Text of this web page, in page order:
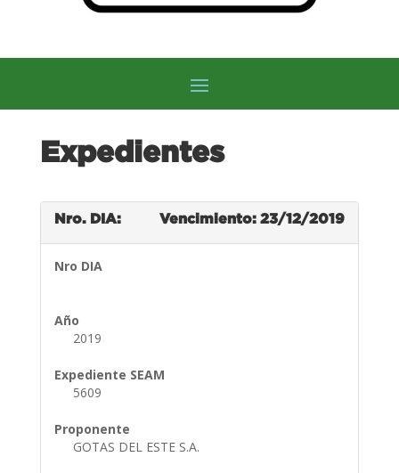
Expedientes
Nro. DIA: Vencimiento: 23/12/2019
Nro DIA
Año
2019
Expediente SEAM
5609
Proponente
GOTAS DEL ESTE S.A.